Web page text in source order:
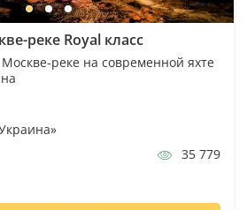
реке Royal класс
реке на современной яхте
35 779